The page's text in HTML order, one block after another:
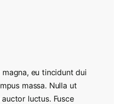
eu tincidunt dui
massa. Nulla ut
luctus. Fusce